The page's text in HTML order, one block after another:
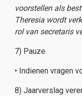
voorstellen als
Theresia wordt
rol van secretaris
7) Pauze
• Indienen vragen
8) Jaarverslag